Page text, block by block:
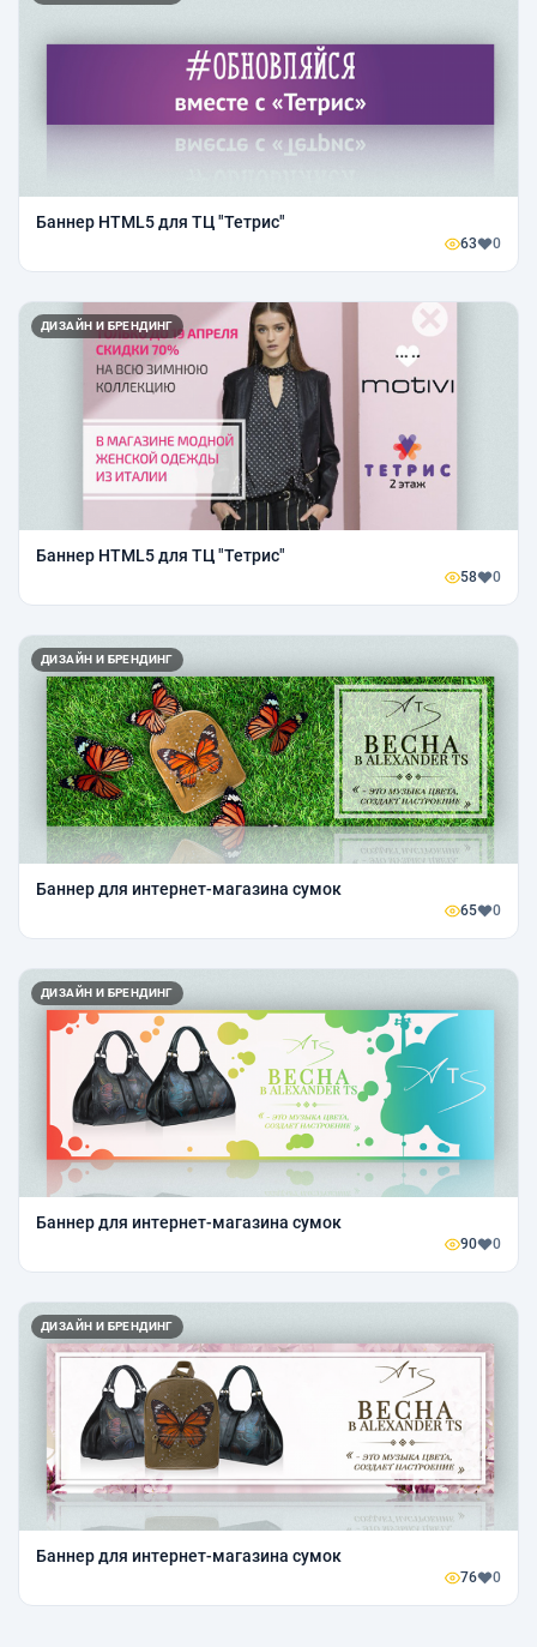
Баннер HTML5 для ТЦ "Тетрис"
63 0
ДИЗАЙН И БРЕНДИНГ
Баннер HTML5 для ТЦ "Тетрис"
58 0
ДИЗАЙН И БРЕНДИНГ
Баннер для интернет-магазина сумок
65 0
ДИЗАЙН И БРЕНДИНГ
Баннер для интернет-магазина сумок
90 0
ДИЗАЙН И БРЕНДИНГ
Баннер для интернет-магазина сумок
76 0